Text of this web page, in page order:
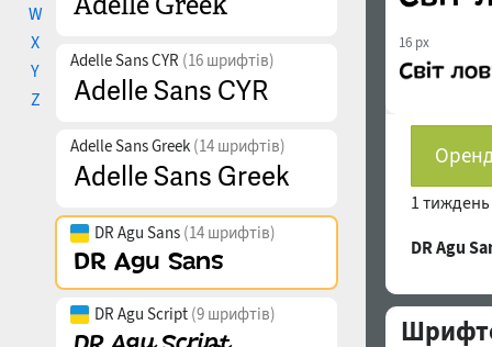
W
X
Y
Z
Adelle Sans CYR (16 шрифтів)
Adelle Sans Greek (14 шрифтів)
DR Agu Sans (14 шрифтів)
DR Agu Script (9 шрифтів)
16 px
1
DR Agu